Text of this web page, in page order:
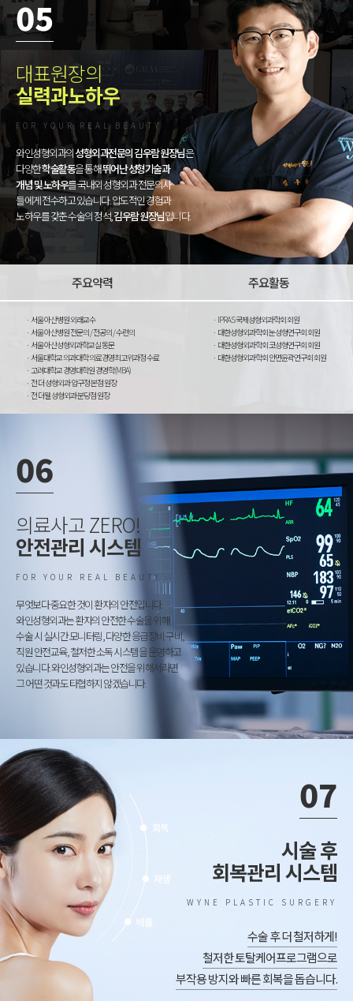
05
대표원장의
실력과노하우
FOR YOUR REAL BEAUTY
와인성형외과의성형외과전문의 김우람 원장님은
다양한학술활동을 통해뛰어난 성형기술과
개념 및 노하우를 국내외 성형외과 전문의사
들에게 전수하고 있습니다. 압도적인 경험과
노하우를 갖춘 수술의 정석,김우람 원장님입니다.
주요약력 주요활동
서울 아산병원 외래교수
서울 아산병원 전문의 / 전공의 / 수련의
서울 아산성형외과학교실 동문
서울대학교 의과대학 의료경영최고위과정 수료
고려대학교 경영대학원 경영학(MBA)
전 더 성형외과 압구정 본점 원장
전 더웰 성형외과 분당점 원장
IPRAS 국제성형외과학회 회원
대한성형외과학회 눈성형연구회 회원
대한성형외과학회 코성형연구회 회원
대한성형외과학회 안면윤곽연구회 회원
06
의료사고 ZERO!
안전관리 시스템
FOR YOUR REAL BEAUTY
무엇보다 중요한 것이 환자의 안전입니다.
와인성형외과는 환자의 안전한 수술을 위해
수술 시 실시간 모니터링, 다양한 응급장비 구비,
직원 안전교육, 철저한 소독 시스템을 운영하고
있습니다. 와인성형외과는 안전을 위해서라면
그 어떤 것과도 타협하지 않겠습니다.
07
시술 후
회복관리 시스템
WYNE PLASTIC SURGERY
수술 후 더 철저하게!
철저한 토탈케어프로그램으로
부작용 방지와 빠른 회복을 돕습니다.